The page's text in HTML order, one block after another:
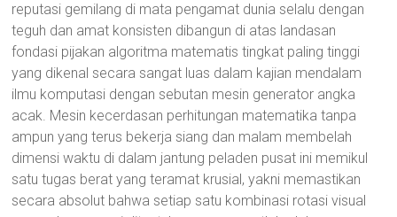
reputasi gemilang di mata pengamat dunia selalu dengan
teguh dan amat konsisten dibangun di atas landasan
fondasi pijakan algoritma matematis tingkat paling tinggi
yang dikenal secara sangat luas dalam kajian mendalam
ilmu komputasi dengan sebutan mesin generator angka
acak. Mesin kecerdasan perhitungan matematika tanpa
ampun yang terus bekerja siang dan malam membelah
dimensi waktu di dalam jantung peladen pusat ini memikul
satu tugas berat yang teramat krusial, yakni memastikan
secara absolut bahwa setiap satu kombinasi rotasi visual